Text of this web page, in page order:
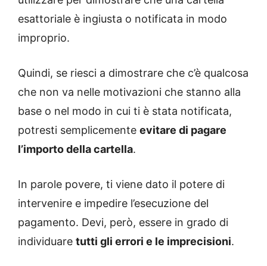
esattoriale è ingiusta o notificata in modo
improprio.
Quindi, se riesci a dimostrare che c’è qualcosa
che non va nelle motivazioni che stanno alla
base o nel modo in cui ti è stata notificata,
potresti semplicemente evitare di pagare
l’importo della cartella.
In parole povere, ti viene dato il potere di
intervenire e impedire l’esecuzione del
pagamento. Devi, però, essere in grado di
individuare tutti gli errori e le imprecisioni.